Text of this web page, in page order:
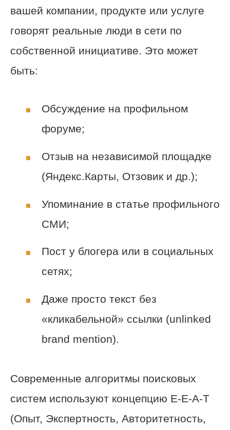
вашей компании, продукте или услуге
говорят реальные люди в сети по
собственной инициативе. Это может
быть:
Обсуждение на профильном
форуме;
Отзыв на независимой площадке
(Яндекс.Карты, Отзовик и др.);
Упоминание в статье профильного
СМИ;
Пост у блогера или в социальных
сетях;
Даже просто текст без
«кликабельной» ссылки (unlinked
brand mention).
Современные алгоритмы поисковых
систем используют концепцию E-E-A-T
(Опыт, Экспертность, Авторитетность,